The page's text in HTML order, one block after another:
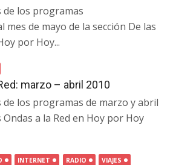
de los programas
de mayo de la sección De las
por Hoy...
marzo – abril 2010
de los programas de marzo y abril
Ondas a la Red en Hoy por Hoy
INTERNET RADIO VIAJES